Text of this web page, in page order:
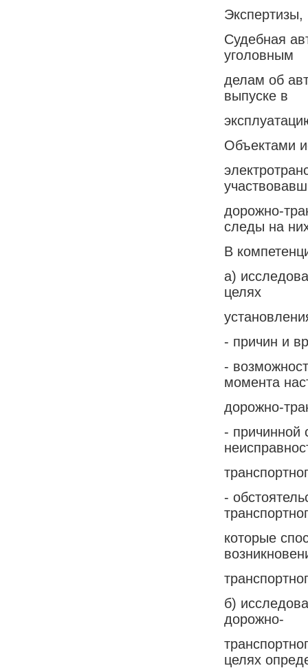
Судебная
уголовным
делам об
выпуске в
Объектами
дорожно-
следы на
В
а)
целях
- причин и
-
момента
дорожно-
- причинной
-
которые
б)
дорожно-
целях